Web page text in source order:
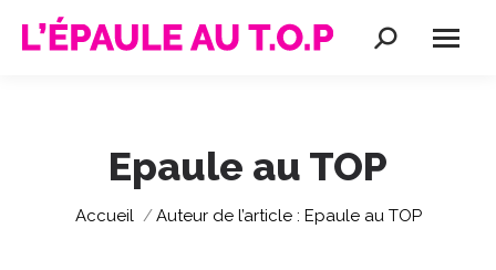
Recherche
Epaule au TOP
Vous êtes ici :
Accueil Auteur de l’article : Epaule au TOP